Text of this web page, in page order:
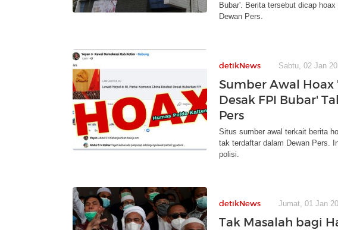
Bubar'. Berita tersebut dicap
Dewan Pers.
detikNews Sabtu, 02 Jan
Sumber Awal Hoax
Desak FPI Bubar'
Pers
Situs sumber awal terkait berita
tak terdaftar dalam Dewan Pers.
polisi.
detikNews Jumat, 01 Jan
Tak Masalah bagi